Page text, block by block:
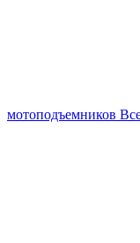
мотоподъемников